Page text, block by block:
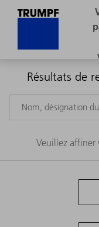
Résultats de
Veuillez affiner